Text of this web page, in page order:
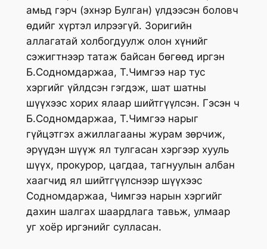
амьд гэрч (эхнэр Булган) үлдээсэн боловч
өдийг хүртэл илрээгүй. Зоригийн
аллагатай холбогдуулж олон хүнийг
сэжигтнээр татаж байсан бөгөөд иргэн
Б.Содномдаржаа, Т.Чимгээ нар тус
хэргийг үйлдсэн гэгдэж, шат шатны
шүүхээс хорих ялаар шийтгүүлсэн. Гэсэн ч
Б.Содномдаржаа, Т.Чимгээ нарыг
гүйцэтгэх ажиллагааны журам зөрчиж,
эрүүдэн шүүж ял тулгасан хэргээр хууль
шүүх, прокурор, цагдаа, тагнуулын албан
хаагчид ял шийтгүүлснээр шүүхээс
Содномдаржаа, Чимгээ нарын хэргийг
дахин шалгах шаардлага тавьж, улмаар
уг хоёр иргэнийг сулласан.